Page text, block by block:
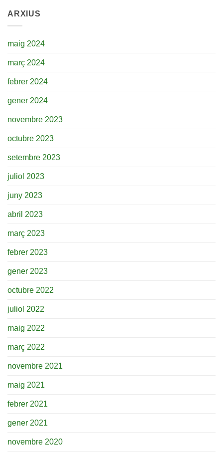
ARXIUS
maig 2024
març 2024
febrer 2024
gener 2024
novembre 2023
octubre 2023
setembre 2023
juliol 2023
juny 2023
abril 2023
març 2023
febrer 2023
gener 2023
octubre 2022
juliol 2022
maig 2022
març 2022
novembre 2021
maig 2021
febrer 2021
gener 2021
novembre 2020